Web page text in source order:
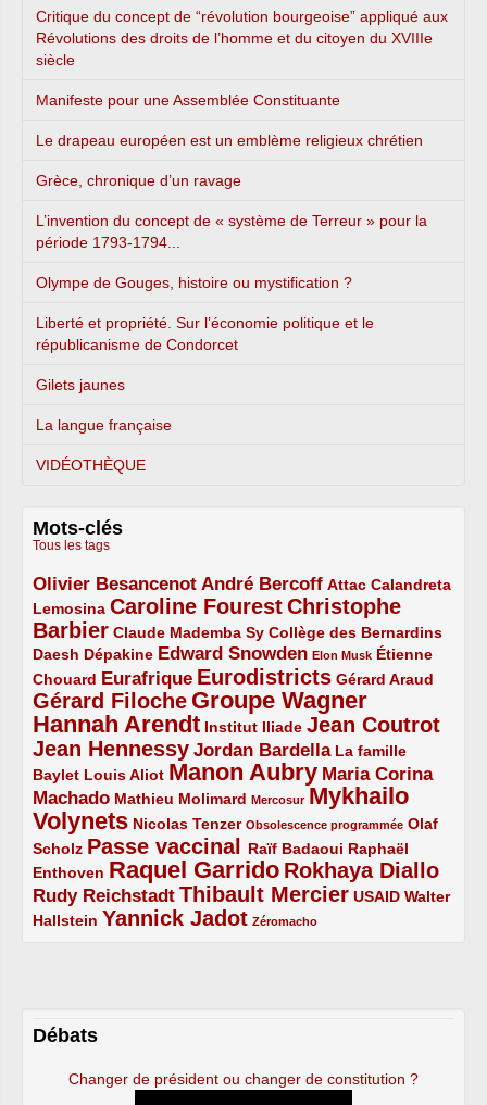
Critique du concept de “révolution bourgeoise” appliqué aux
Révolutions des droits de l’homme et du citoyen du XVIIIe
siècle
Manifeste pour une Assemblée Constituante
Le drapeau européen est un emblème religieux chrétien
Grèce, chronique d’un ravage
L’invention du concept de « système de Terreur » pour la
période 1793-1794...
Olympe de Gouges, histoire ou mystification ?
Liberté et propriété. Sur l’économie politique et le
républicanisme de Condorcet
Gilets jaunes
La langue française
VIDÉOTHÈQUE
Mots-clés
Tous les tags
Olivier Besancenot
3/5 André Bercoff
3/5 Attac
2/5
Calandreta
Lemosina
2/5 Caroline Fourest
4/5
Christophe
Barbier
4/5 Claude Mademba Sy
2/5 Collège des Bernardins
2/5
Daesh
2/5 Dépakine
2/5 Edward Snowden
3/5 Elon Musk
1/5
Étienne
Chouard
2/5 Eurafrique
3/5 Eurodistricts
4/5 Gérard Araud
2/5
Gérard Filoche
4/5 Groupe Wagner
5/5
Hannah Arendt
5/5 Institut Iliade
2/5 Jean Coutrot
4/5
Jean Hennessy
4/5 Jordan Bardella
3/5
La famille
Baylet
2/5 Louis Aliot
2/5 Manon Aubry
5/5
Maria Corina
Machado
3/5 Mathieu Molimard
2/5 Mercosur
1/5
Mykhailo
Volynets
5/5 Nicolas Tenzer
2/5 Obsolescence programmée
1/5
Olaf
Scholz
2/5 Passe vaccinal
4/5 Raïf Badaoui
2/5
Raphaël
Enthoven
2/5 Raquel Garrido
5/5 Rokhaya Diallo
4/5
Rudy Reichstadt
3/5 Thibault Mercier
4/5 USAID
2/5
Walter
Hallstein
2/5 Yannick Jadot
4/5 Zéromacho
1/5
Débats
Changer de président ou changer de constitution ?